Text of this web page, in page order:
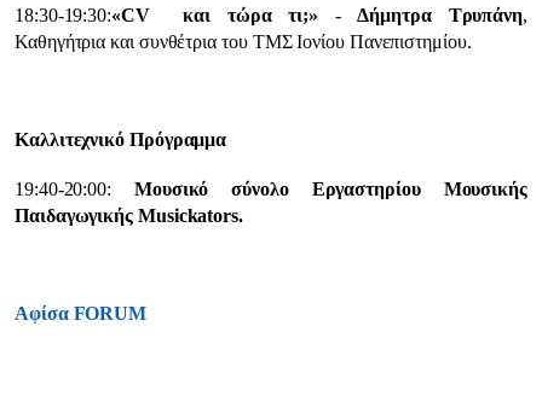
18:30-19:30:«CVκαι τώρα τι;» -Δήμητρα Τρυπάνη,
Καθηγήτρια και συνθέτρια του ΤΜΣ Ιονίου Πανεπιστημίου.
Καλλιτεχνικό Πρόγραμμα
19:40-20:00: Μουσικό σύνολο Εργαστηρίου Μουσικής
Παιδαγωγικής Musickators.
Αφίσα FORUM